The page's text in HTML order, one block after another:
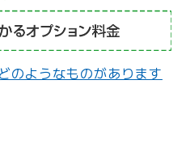
のようなものがあります